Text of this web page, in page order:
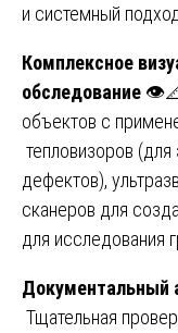
и системный подход.
Комплексное
обследование
объектов с
тепловизоров
дефектов),
сканеров для
для исследования
Документальный
Тщательная